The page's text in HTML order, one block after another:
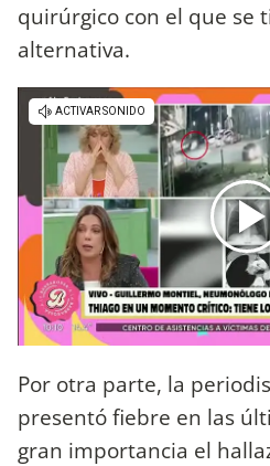
quirúrgico con el que se
alternativa.
Por otra parte, la
presentó fiebre en las
gran importancia el